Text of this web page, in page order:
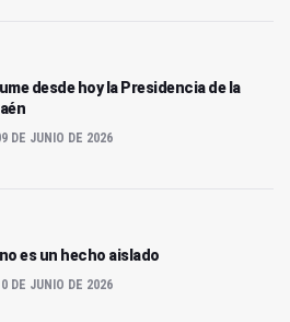
desde hoy la Presidencia de la
DE JUNIO DE 2026
es un hecho aislado
DE JUNIO DE 2026